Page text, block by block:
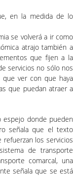
en la medida de lo
se volverá a ir como
atrajo también a
que fijen a la
servicios no sólo nos
ver con que haya
que puedan atraer a
espejo donde pueden
señala que el texto
refuerzan los servicios
de transporte
comarcal, una
señala que se está